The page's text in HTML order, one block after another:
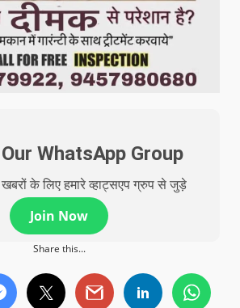
WhatsApp Group
खबरों के लिए हमारे व्हाट्सएप ग्रुप से जुड़े
Join Now
Share this...